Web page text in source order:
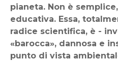
pianeta. Non è
educativa. Essa,
radice scientifica, è -
«barocca», dannosa e
punto di vista